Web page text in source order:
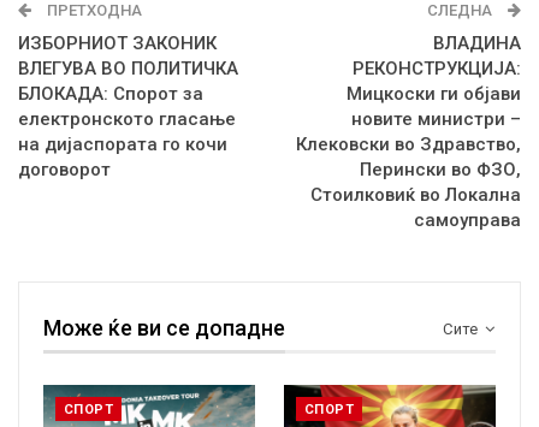
ПРЕТХОДНА
ИЗБОРНИОТ ЗАКОНИК
ВЛЕГУВА ВО ПОЛИТИЧКА
БЛОКАДА: Спорот за
електронското гласање
на дијаспората го кочи
договорот
СЛЕДНА
ВЛАДИНА
РЕКОНСТРУКЦИЈА:
Мицкоски ги објави
новите министри –
Клековски во Здравство,
Перински во ФЗО,
Стоилковиќ во Локална
самоуправа
Сите
Може ќе ви се допадне
СПОРТ СПОРТ